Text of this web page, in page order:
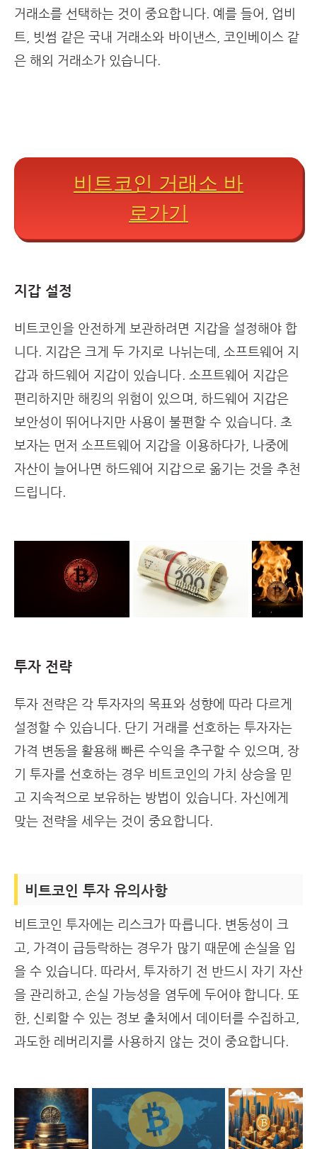
거래소를 선택하는 것이 중요합니다. 예를 들어, 업비
트, 빗썸 같은 국내 거래소와 바이낸스, 코인베이스 같
은 해외 거래소가 있습니다.
비트코인 거래소 바
로가기
지갑 설정
비트코인을 안전하게 보관하려면 지갑을 설정해야 합
니다. 지갑은 크게 두 가지로 나뉘는데, 소프트웨어 지
갑과 하드웨어 지갑이 있습니다. 소프트웨어 지갑은
편리하지만 해킹의 위험이 있으며, 하드웨어 지갑은
보안성이 뛰어나지만 사용이 불편할 수 있습니다. 초
보자는 먼저 소프트웨어 지갑을 이용하다가, 나중에
자산이 늘어나면 하드웨어 지갑으로 옮기는 것을 추천
드립니다.
투자 전략
투자 전략은 각 투자자의 목표와 성향에 따라 다르게
설정할 수 있습니다. 단기 거래를 선호하는 투자자는
가격 변동을 활용해 빠른 수익을 추구할 수 있으며, 장
기 투자를 선호하는 경우 비트코인의 가치 상승을 믿
고 지속적으로 보유하는 방법이 있습니다. 자신에게
맞는 전략을 세우는 것이 중요합니다.
비트코인 투자 유의사항
비트코인 투자에는 리스크가 따릅니다. 변동성이 크
고, 가격이 급등락하는 경우가 많기 때문에 손실을 입
을 수 있습니다. 따라서, 투자하기 전 반드시 자기 자산
을 관리하고, 손실 가능성을 염두에 두어야 합니다. 또
한, 신뢰할 수 있는 정보 출처에서 데이터를 수집하고,
과도한 레버리지를 사용하지 않는 것이 중요합니다.